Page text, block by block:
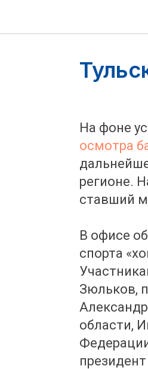
На фоне
осмотра
регионе.
ставший
В офисе
спорта
Зюльков,
области,